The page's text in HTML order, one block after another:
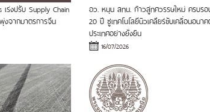
ร่งปรับ Supply Chain
งจากมาตรการจีน
อว. หนุน สทน. ก้าวสู่ทศวรรษใหม่ ครบร
20 ปี ชูเทคโนโลยีนิวเคลียร์ขับเคลื่อนอนา
ประเทศอย่างยั่งยืน
16/07/2026